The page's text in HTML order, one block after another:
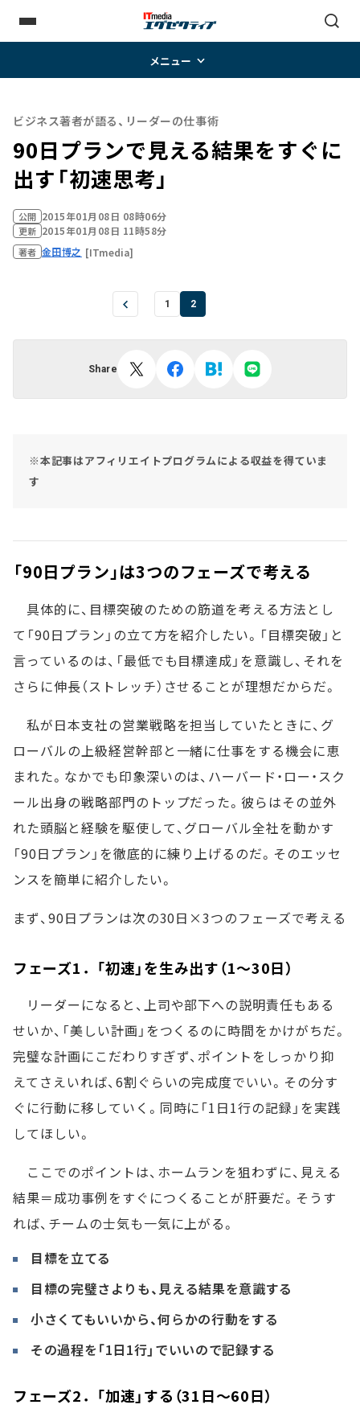
メニュー
ビジネス著者が語る、リーダーの仕事術
90日プランで見える結果をすぐに
出す「初速思考」
公開 2015年01月08日 08時06分
更新 2015年01月08日 11時58分
著者 金田博之 [ITmedia]
1 2
Share
※本記事はアフィリエイトプログラムによる収益を得ていま
す
「90日プラン」は3つのフェーズで考える
具体的に、目標突破のための筋道を考える方法とし
て「90日プラン」の立て方を紹介したい。「目標突破」と
言っているのは、「最低でも目標達成」を意識し、それを
さらに伸長（ストレッチ）させることが理想だからだ。
私が日本支社の営業戦略を担当していたときに、グ
ローバルの上級経営幹部と一緒に仕事をする機会に恵
まれた。なかでも印象深いのは、ハーバード・ロー・スク
ール出身の戦略部門のトップだった。彼らはその並外
れた頭脳と経験を駆使して、グローバル全社を動かす
「90日プラン」を徹底的に練り上げるのだ。そのエッセ
ンスを簡単に紹介したい。
まず、90日プランは次の30日×3つのフェーズで考える
フェーズ1．「初速」を生み出す（1～30日）
リーダーになると、上司や部下への説明責任もある
せいか、「美しい計画」をつくるのに時間をかけがちだ。
完璧な計画にこだわりすぎず、ポイントをしっかり抑
えてさえいれば、6割ぐらいの完成度でいい。その分す
ぐに行動に移していく。同時に「1日1行の記録」を実践
してほしい。
ここでのポイントは、ホームランを狙わずに、見える
結果＝成功事例をすぐにつくることが肝要だ。そうす
れば、チームの士気も一気に上がる。
目標を立てる
目標の完璧さよりも、見える結果を意識する
小さくてもいいから、何らかの行動をする
その過程を「1日1行」でいいので記録する
フェーズ2．「加速」する（31日～60日）